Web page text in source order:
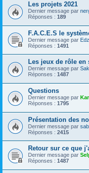
Les projets 2021
Dernier message par
Réponses : 189
F.A.C.E.S le
Dernier message par
Réponses : 1491
Les jeux de rôle en
Dernier message par
Réponses : 1487
Questions
Dernier message par
Réponses : 1795
Présentation des
Dernier message par
Réponses : 2415
Retour sur ce que
Dernier message par
Réponses : 1487